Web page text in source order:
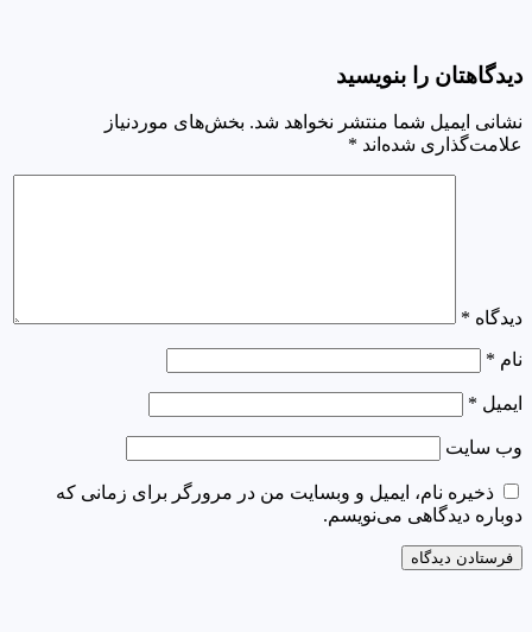
دیدگاهتان را بنویسید
نشانی ایمیل شما منتشر نخواهد شد. بخش‌های موردنیاز
علامت‌گذاری شده‌اند *
دیدگاه *
نام *
ایمیل *
وب‌ سایت
ذخیره نام، ایمیل و وبسایت من در مرورگر برای زمانی که
دوباره دیدگاهی می‌نویسم.